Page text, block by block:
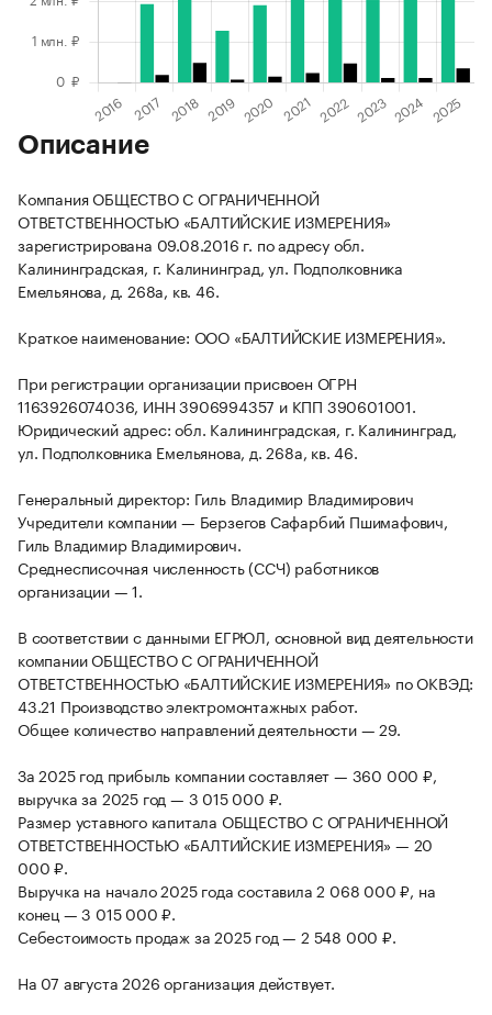
Описание
Компания ОБЩЕСТВО С ОГРАНИЧЕННОЙ
ОТВЕТСТВЕННОСТЬЮ «БАЛТИЙСКИЕ ИЗМЕРЕНИЯ»
зарегистрирована 09.08.2016 г. по адресу обл.
Калининградская, г. Калининград, ул. Подполковника
Емельянова, д. 268а, кв. 46.
Краткое наименование: ООО «БАЛТИЙСКИЕ ИЗМЕРЕНИЯ».
При регистрации организации присвоен ОГРН
1163926074036, ИНН 3906994357 и КПП 390601001.
Юридический адрес: обл. Калининградская, г. Калининград,
ул. Подполковника Емельянова, д. 268а, кв. 46.
Генеральный директор: Гиль Владимир Владимирович
Учредители компании — Берзегов Сафарбий Пшимафович,
Гиль Владимир Владимирович.
Среднесписочная численность (ССЧ) работников
организации — 1.
В соответствии с данными ЕГРЮЛ, основной вид деятельности
компании ОБЩЕСТВО С ОГРАНИЧЕННОЙ
ОТВЕТСТВЕННОСТЬЮ «БАЛТИЙСКИЕ ИЗМЕРЕНИЯ» по ОКВЭД:
43.21 Производство электромонтажных работ.
Общее количество направлений деятельности — 29.
За 2025 год прибыль компании составляет — 360 000 ₽,
выручка за 2025 год — 3 015 000 ₽.
Размер уставного капитала ОБЩЕСТВО С ОГРАНИЧЕННОЙ
ОТВЕТСТВЕННОСТЬЮ «БАЛТИЙСКИЕ ИЗМЕРЕНИЯ» — 20
000 ₽.
Выручка на начало 2025 года составила 2 068 000 ₽, на
конец — 3 015 000 ₽.
Себестоимость продаж за 2025 год — 2 548 000 ₽.
На 07 августа 2026 организация действует.